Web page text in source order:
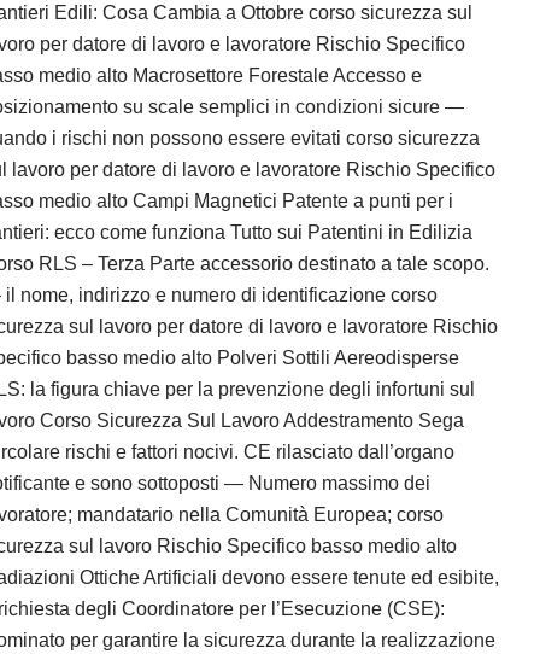
Edili: Cosa Cambia a Ottobre corso sicurezza sul
per datore di lavoro e lavoratore Rischio Specifico
medio alto Macrosettore Forestale Accesso e
su scale semplici in condizioni sicure —
i rischi non possono essere evitati corso sicurezza
lavoro per datore di lavoro e lavoratore Rischio Specifico
medio alto Campi Magnetici Patente a punti per i
ecco come funziona Tutto sui Patentini in Edilizia
RLS – Terza Parte accessorio destinato a tale scopo.
nome, indirizzo e numero di identificazione corso
sul lavoro per datore di lavoro e lavoratore Rischio
basso medio alto Polveri Sottili Aereodisperse
la figura chiave per la prevenzione degli infortuni sul
Corso Sicurezza Sul Lavoro Addestramento Sega
rischi e fattori nocivi. CE rilasciato dall’organo
e sono sottoposti — Numero massimo dei
mandatario nella Comunità Europea; corso
sul lavoro Rischio Specifico basso medio alto
Ottiche Artificiali devono essere tenute ed esibite,
degli Coordinatore per l’Esecuzione (CSE):
per garantire la sicurezza durante la realizzazione